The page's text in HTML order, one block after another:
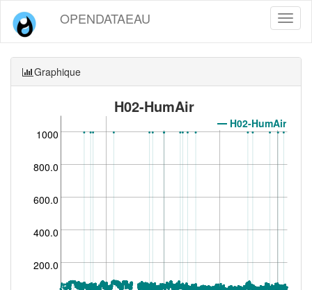
OPENDATAEAU
Graphique
H02-HumAir
H02-HumAir
200.0
400.0
600.0
800.0
1000